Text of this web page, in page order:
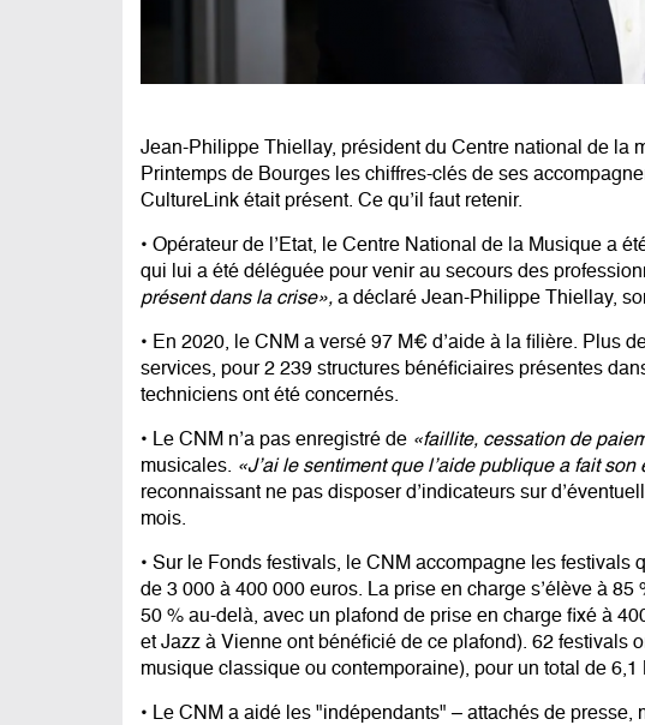
Jean-Philippe Thiellay, président du Centre national de la
Printemps de Bourges les chiffres-clés de ses
CultureLink était présent. Ce qu’il faut retenir.
• Opérateur de l’Etat, le Centre National de la Musique a
qui lui a été déléguée pour venir au secours des
présent dans la crise», a déclaré Jean-Philippe Thiellay,
• En 2020, le CNM a versé 97 M€ d’aide à la filière. Plus
services, pour 2 239 structures bénéficiaires présentes
techniciens ont été concernés.
• Le CNM n’a pas enregistré de «faillite, cessation de
musicales. «J’ai le sentiment que l’aide publique a fait son
reconnaissant ne pas disposer d’indicateurs sur
mois.
• Sur le Fonds festivals, le CNM accompagne les festivals
de 3 000 à 400 000 euros. La prise en charge s’élève à 85
50 % au-delà, avec un plafond de prise en charge fixé à
et Jazz à Vienne ont bénéficié de ce plafond). 62 festivals
musique classique ou contemporaine), pour un total de
• Le CNM a aidé les "indépendants" – attachés de presse,